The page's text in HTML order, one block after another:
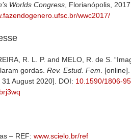
Worlds Congress , Florianópolis,
wwc2017/
R. L. P. and MELO, R. de S.
gordas. Rev. Estud. Fem .
August 2020]. DOI: 10.1590/1806-
– REF: www.scielo.br/ref